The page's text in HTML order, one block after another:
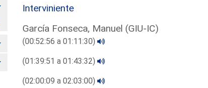
Alternar
Alternar
Alternar
Interviniente
García Fonseca, Manuel (GIU-IC)
(00:52:56 a 01:11:30)
(01:39:51 a 01:43:32)
(02:00:09 a 02:03:00)